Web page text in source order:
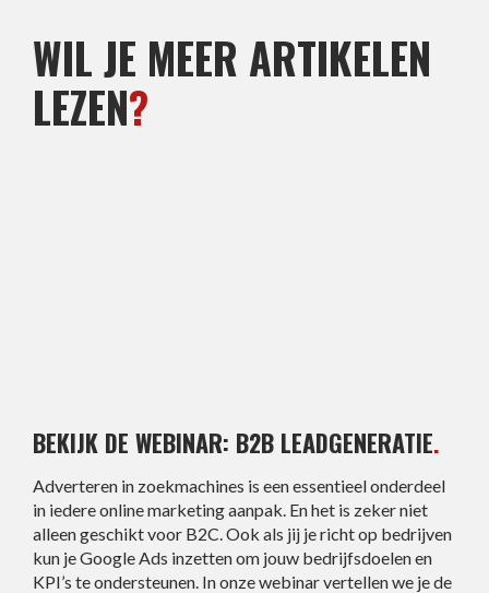
WIL JE MEER ARTIKELEN
LEZEN?
BEKIJK DE WEBINAR: B2B LEADGENERATIE.
Adverteren in zoekmachines is een essentieel onderdeel
in iedere online marketing aanpak. En het is zeker niet
alleen geschikt voor B2C. Ook als jij je richt op bedrijven
kun je Google Ads inzetten om jouw bedrijfsdoelen en
KPI’s te ondersteunen. In onze webinar vertellen we je de